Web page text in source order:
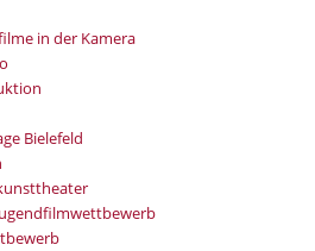
in der Kamera
Bielefeld